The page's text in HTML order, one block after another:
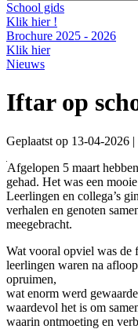
School gids
Klik hier !
Brochure 2025 - 2026
Klik hier
Nieuws
Iftar op
Geplaatst op 13-04-2026
Afgelopen 5 maart
gehad. Het was een
Leerlingen en collega’s
verhalen en genoten
meegebracht.
Wat vooral opviel was de
leerlingen waren na
opruimen,
wat enorm werd
waardevol het is om
waarin ontmoeting en